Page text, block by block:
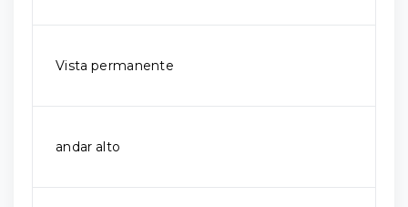
Vista permanente
andar alto